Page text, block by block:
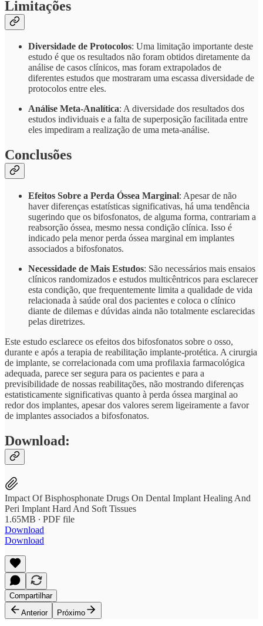
Limitações
Diversidade de Protocolos: Uma limitação importante deste
estudo é que os resultados não foram obtidos diretamente da
análise de casos clínicos, mas foram extrapolados de
diferentes estudos que mostraram uma escassa diversidade de
protocolos entre eles.
Análise Meta-Analítica: A diversidade dos resultados dos
estudos individuais e a falta de superposição facilitada entre
eles impediram a realização de uma meta-análise.
Conclusões
Efeitos Sobre a Perda Óssea Marginal: Apesar de não
haver diferenças estatísticas significativas, há uma tendência
sugerindo que os bifosfonatos, de alguma forma, contrariam a
reabsorção óssea, mesmo nessa condição clínica. Isso é
indicado pela menor perda óssea marginal em implantes
associados a bifosfonatos.
Necessidade de Mais Estudos: São necessários mais ensaios
clínicos randomizados e estudos multicêntricos para esclarecer
esta condição, que frequentemente limita a qualidade de vida
relacionada à saúde oral dos pacientes e coloca o clínico
diante de dilemas e dúvidas ainda não totalmente esclarecidas
pelas diretrizes.
Este estudo esclarece os efeitos dos bifosfonatos sobre o osso,
durante e após a terapia de reabilitação implante-protética. A cirurgia
de implante, se correlacionada com uma profilaxia farmacológica
adequada, parece ser segura para os pacientes e para a
previsibilidade de nossas reabilitações, não mostrando diferenças
estatisticamente significativas quanto à perda óssea marginal ao
redor dos implantes, apesar dos valores serem ligeiramente a favor
de implantes associados a bifosfonatos.
Download:
Impact Of Bisphosphonate Drugs On Dental Implant Healing And
Peri Implant Hard And Soft Tissues
1.65MB ∙ PDF file
Download
Download
Compartilhar
Anterior
Próximo